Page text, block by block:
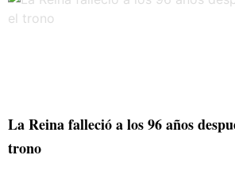
La Reina falleció a los 96 años
trono